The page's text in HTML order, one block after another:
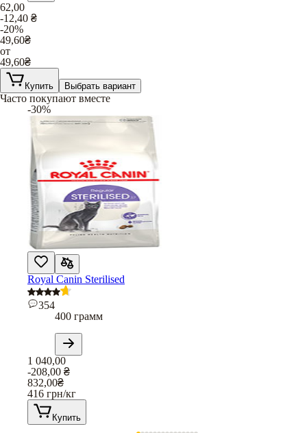
62,00
-12,40 ₴
-20%
49,60₴
от
49,60₴
Купить Выбрать вариант
Часто покупают вместе
-30%
Royal Canin Sterilised
354
400 грамм
1 040,00
-208,00 ₴
832,00₴
416 грн/кг
Купить